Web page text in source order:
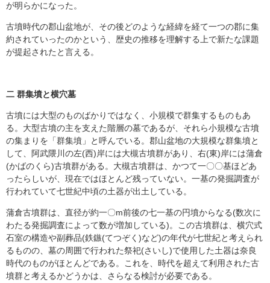
が明らかになった。
古墳時代の郡山盆地が、その後どのような経緯を経て一つの郡に集
約されていったのかという、歴史の推移を理解する上で新たな課題
が提起されたと言える。
二 群集墳と横穴墓
古墳には大型のものばかりではなく、小規模で群集するものもあ
る。大型古墳の主を支えた階層の墓であるが、それら小規模な古墳
の集まりを「群集墳」と呼んでいる。郡山盆地の大規模な群集墳と
して、阿武隈川の左(西)岸には大槻古墳群があり、右(東)岸には蒲倉
(かばのくら)古墳群がある。大槻古墳群は、かつて一〇〇基ほどあ
ったらしいが、現在ではほとんど残っていない。一基の発掘調査が
行われていて七世紀中頃の土器が出土している。
蒲倉古墳群は、直径が約一〇m前後の七一基の円墳からなる(数次に
わたる発掘調査によって数が増加している)。この古墳群は、横穴式
石室の構造や副葬品(鉄鏃(てつぞく)など)の年代が七世紀と考えられ
るものの、墓の周囲で行われた祭祀(さいし)で使用した土器は奈良
時代のものがほとんどである。これを、時代を超えて利用された古
墳群と考えるかどうかは、さらなる検討が必要である。